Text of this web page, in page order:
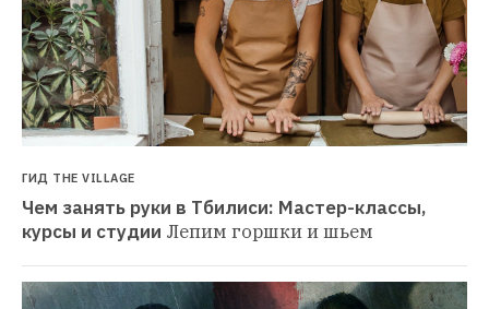
ГИД THE VILLAGE
Чем занять руки в Тбилиси: Мастер-классы,
курсы и студии Лепим горшки и шьем